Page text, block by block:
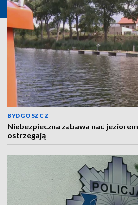
BYDGOSZCZ
Niebezpieczna zabawa nad
ostrzegają